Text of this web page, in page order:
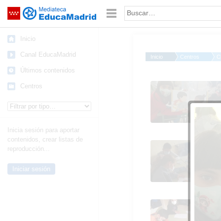
Saltar navegación Palabra o frase:
Inicio
Canal EducaMadrid
Últimos contenidos
Centros
Inicia sesión para aportar
contenidos, crear listas de
reproducción...
Iniciar sesión
Inicio Centros
Día del libro en primaria